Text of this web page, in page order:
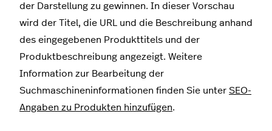
der Darstellung zu gewinnen. In dieser Vorschau
wird der Titel, die URL und die Beschreibung anhand
des eingegebenen Produkttitels und der
Produktbeschreibung angezeigt. Weitere
Information zur Bearbeitung der
Suchmaschineninformationen finden Sie unter SEO-
Angaben zu Produkten hinzufügen.